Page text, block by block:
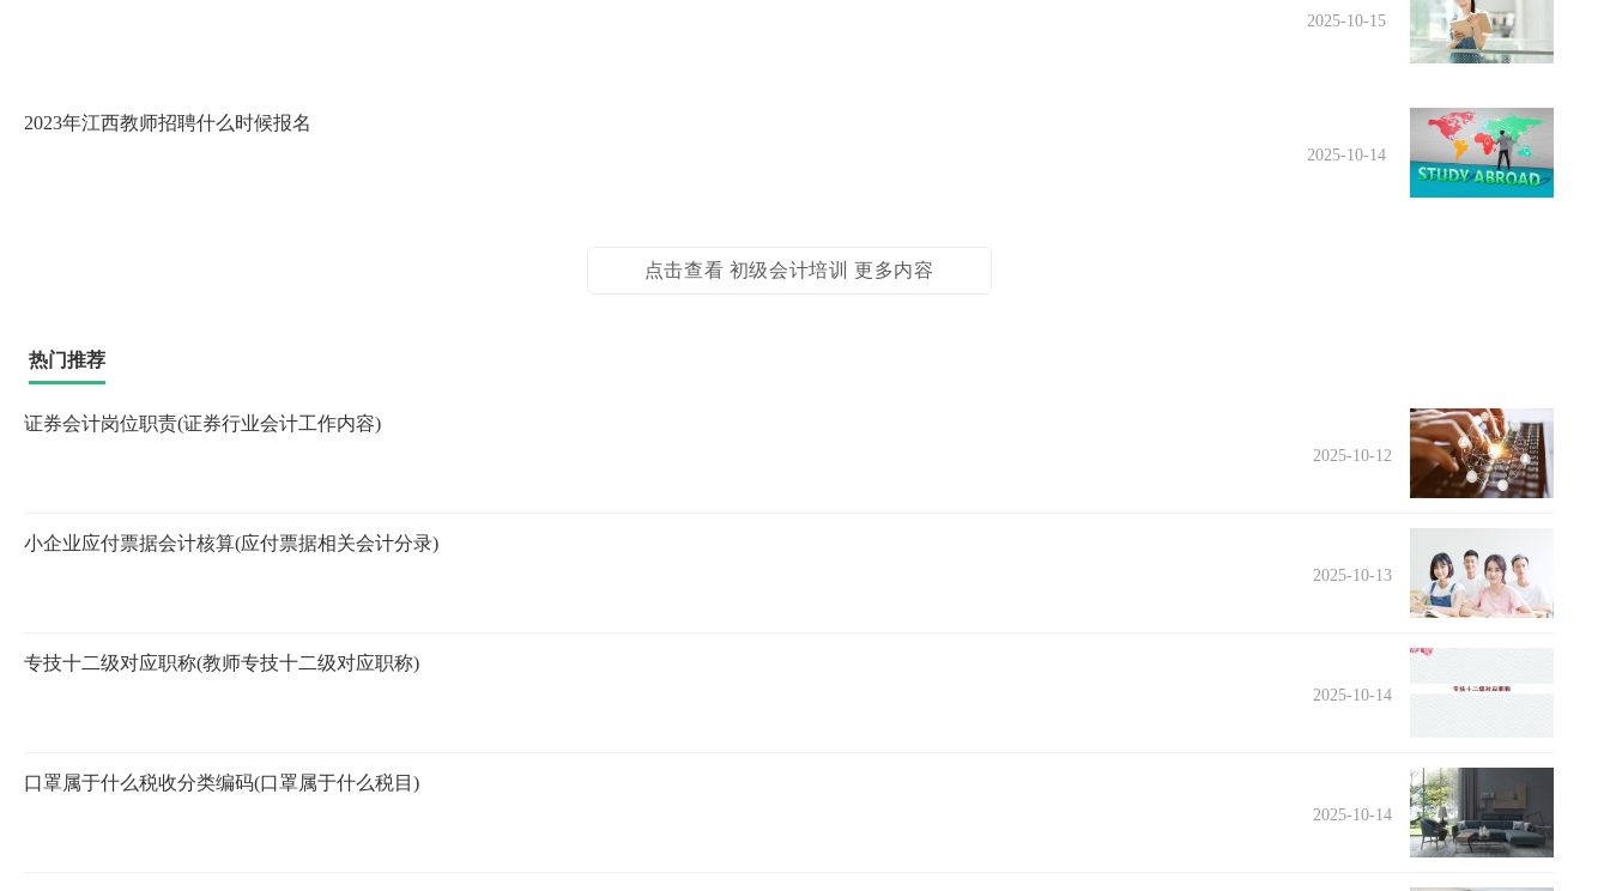
2025-10-15
2023年江西教师招聘什么时候报名
2025-10-14
点击查看 初级会计培训 更多内容
热门推荐
证券会计岗位职责(证券行业会计工作内容)
2025-10-12
小企业应付票据会计核算(应付票据相关会计分录)
2025-10-13
专技十二级对应职称(教师专技十二级对应职称)
2025-10-14
口罩属于什么税收分类编码(口罩属于什么税目)
2025-10-14